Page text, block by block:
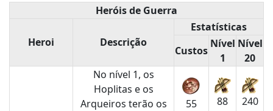
Heróis de Guerra
Heroi Descrição
Estatísticas
Custos
Nível
1
Nível
20
No nível 1, os
Hoplitas e os
Arqueiros terão os
55 88 240